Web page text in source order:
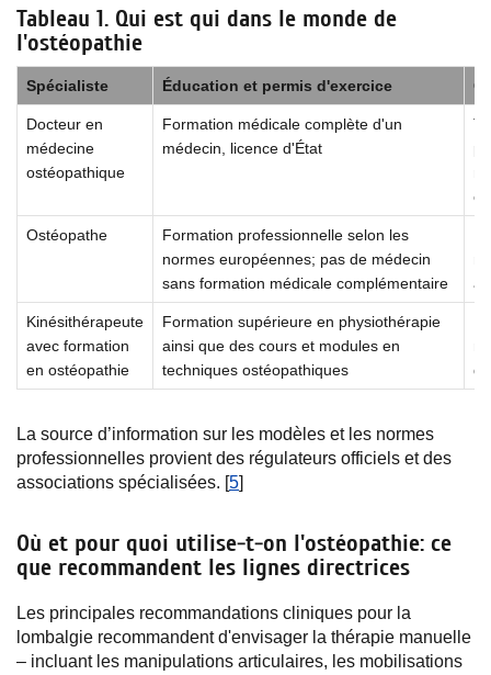
Tableau 1. Qui est qui dans le monde de
l'ostéopathie
Spécialiste Éducation et permis d'exercice
Docteur en
médecine
ostéopathique
Formation médicale complète d'un
médecin, licence d'État
Ostéopathe
Formation professionnelle selon les
normes européennes; pas de médecin
sans formation médicale complémentaire
Kinésithérapeute
avec formation
en ostéopathie
Formation supérieure en physiothérapie
ainsi que des cours et modules en
techniques ostéopathiques
La source d’information sur les modèles et les normes
professionnelles provient des régulateurs officiels et des
associations spécialisées. [5]
Où et pour quoi utilise-t-on l'ostéopathie: ce
que recommandent les lignes directrices
Les principales recommandations cliniques pour la
lombalgie recommandent d'envisager la thérapie manuelle
– incluant les manipulations articulaires, les mobilisations